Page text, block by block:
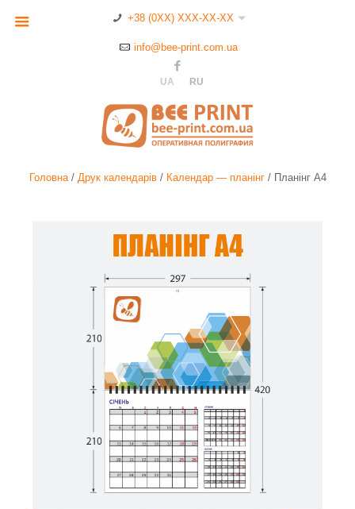
+38 (0XX) XXX-XX-XX
info@bee-print.com.ua
UA RU
Головна/ Друк календарів/ Календар — планінг/ Планінг А4